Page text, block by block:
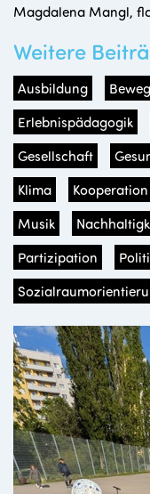
Magdalena Mangl,
Weitere
Ausbildung
Erlebnispädagogik
Gesellschaft
Klima
Kooperation
Musik
Partizipation